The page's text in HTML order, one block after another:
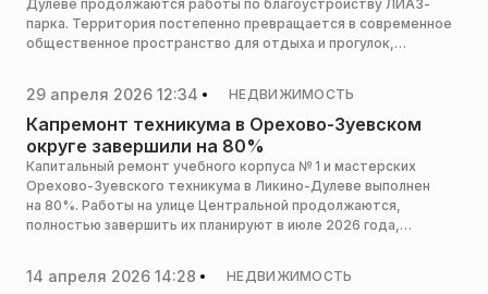
Дулеве продолжаются работы по благоустройству ЛИАЗ-
парка. Территория постепенно превращается в современное
общественное пространство для отдыха и прогулок,
29 апреля 2026 12:34 НЕДВИЖИМОСТЬ
Капремонт техникума в Орехово-Зуевском
округе завершили на 80%
Капитальный ремонт учебного корпуса № 1 и мастерских
Орехово-Зуевского техникума в Ликино-Дулеве выполнен
на 80%. Работы на улице Центральной продолжаются,
полностью завершить их планируют в июле 2026 года,
14 апреля 2026 14:28 НЕДВИЖИМОСТЬ